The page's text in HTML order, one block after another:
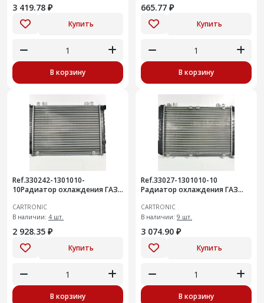
3 419.78 ₽
Купить
В корзину
665.77 ₽
Купить
В корзину
Ref.330242-1301010-
10Радиатор охлаждения ГАЗ
CRTR0115358 / 330242-
1301012/3302
CARTRONIC
В наличии: 4 шт.
2 928.35 ₽
Купить
В корзину
Ref.33027-1301010-10
Радиатор охлаждения ГАЗ
CRTR0115362 /33027130101010
CARTRONIC
В наличии: 9 шт.
3 074.90 ₽
Купить
В корзину